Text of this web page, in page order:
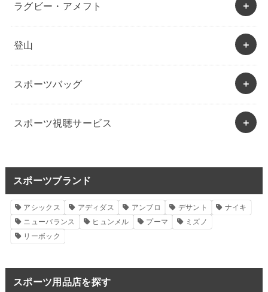
ラグビー・アメフト
登山
スポーツバッグ
スポーツ視聴サービス
スポーツブランド
アシックス アディダス アンブロ デサント
ナイキ
ニューバランス
ヒュンメル プーマ
ミズノ
リーボック
スポーツ用品店を探す